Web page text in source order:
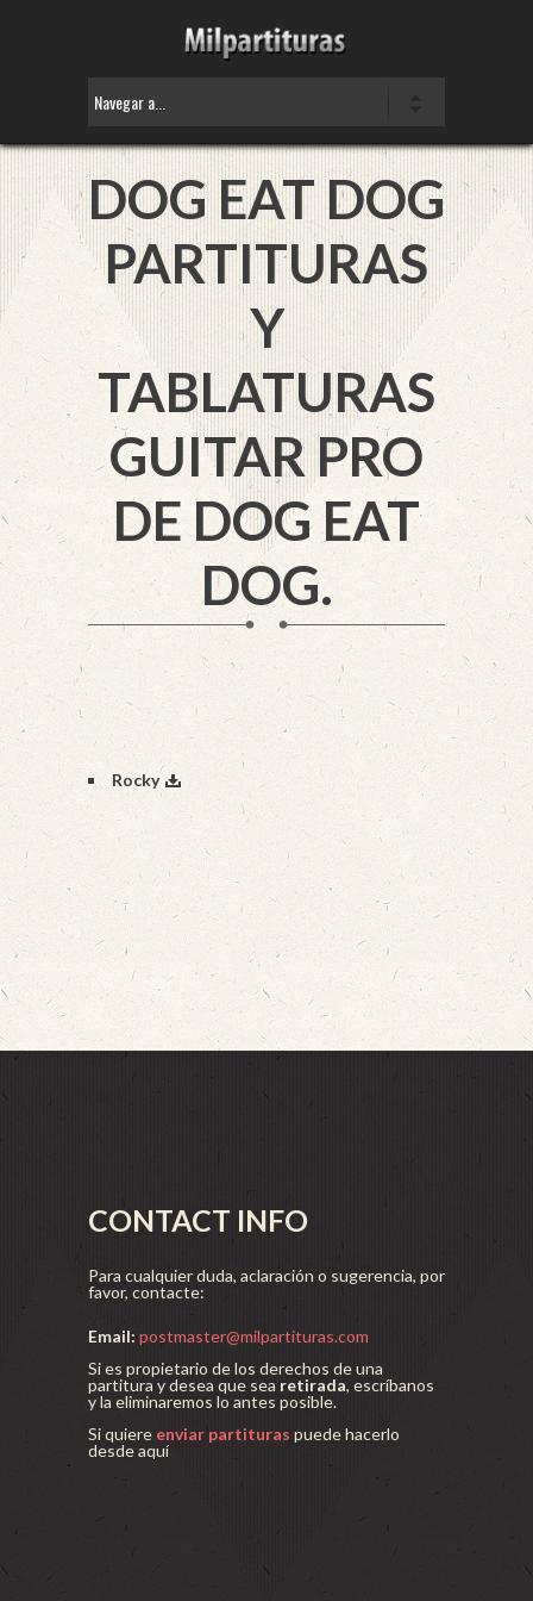
DOG EAT DOG
PARTITURAS
Y
TABLATURAS
GUITAR PRO
DE DOG EAT
DOG.
Rocky
CONTACT INFO
Para cualquier duda, aclaración o sugerencia, por
favor, contacte:
Email: postmaster@milpartituras.com
Si es propietario de los derechos de una
partitura y desea que sea retirada, escríbanos
y la eliminaremos lo antes posible.
Si quiere enviar partituras puede hacerlo
desde aquí